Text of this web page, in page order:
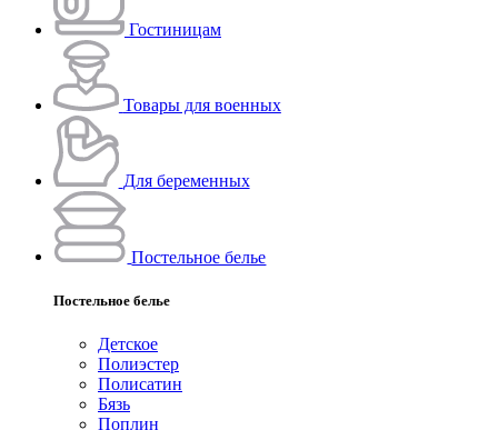
Гостиницам
Товары для военных
Для беременных
Постельное белье
Постельное белье
Детское
Полиэстeр
Полисатин
Бязь
Поплин